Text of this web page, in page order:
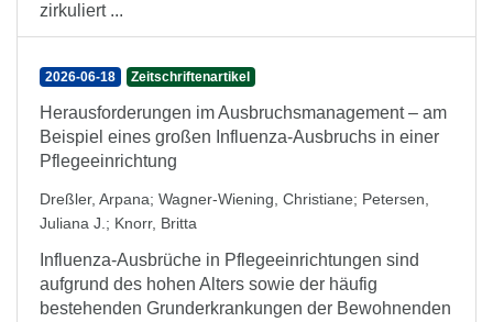
zirkuliert ...
2026-06-18 Zeitschriftenartikel
Herausforderungen im Ausbruchsmanagement – am
Beispiel eines großen Influenza-Ausbruchs in einer
Pflegeeinrichtung
Dreßler, Arpana; Wagner-Wiening, Christiane; Petersen,
Juliana J. ; Knorr, Britta
Influenza-Ausbrüche in Pflegeeinrichtungen sind
aufgrund des hohen Alters sowie der häufig
bestehenden Grunderkrankungen der Bewohnenden